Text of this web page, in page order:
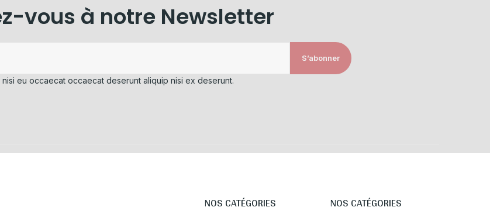
vous à notre Newsletter
S’abonner
nisi eu occaecat occaecat deserunt aliquip nisi ex deserunt.
NOS CATÉGORIES NOS CATÉGORIES